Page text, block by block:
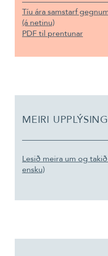
Tíu ára samstarf
(á netinu)
PDF til prentunar
MEIRI
Lesið meira um og
ensku)